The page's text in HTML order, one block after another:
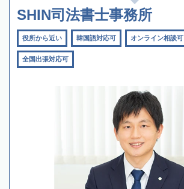
SHIN司法書士事務所
役所から近い 韓国語対応可 オンライン相談可
全国出張対応可